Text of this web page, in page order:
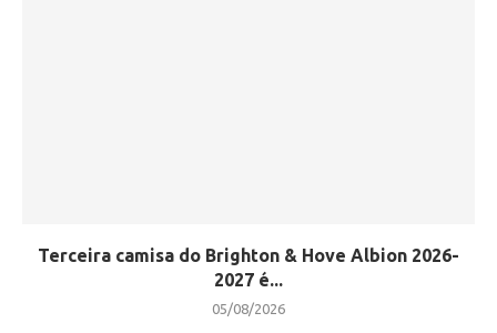
Terceira camisa do Brighton & Hove Albion 2026-
2027 é...
05/08/2026